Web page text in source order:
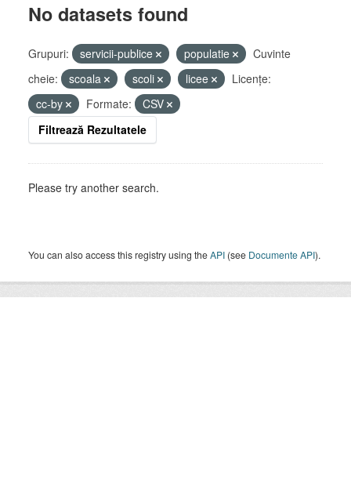
No datasets found
Grupuri: servicii-publice populatie
Cuvinte
cheie:
scoala scoli licee
Licenţe:
cc-by
Formate:
CSV
Filtrează Rezultatele
Please try another search.
You can also access this registry using theAPI (see Documente API).